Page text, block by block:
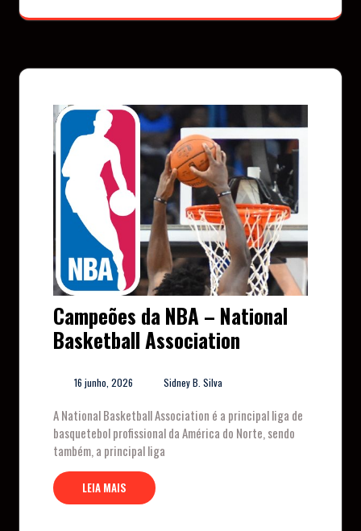
Campeões da NBA – National
Basketball Association
16 junho, 2026 Sidney B. Silva
A National Basketball Association é a principal liga de
basquetebol profissional da América do Norte, sendo
também, a principal liga
LEIA MAIS